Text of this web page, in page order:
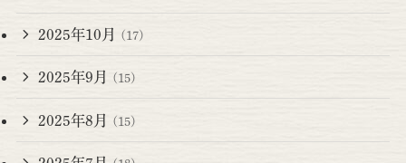
2025年10月 (17)
2025年9月 (15)
2025年8月 (15)